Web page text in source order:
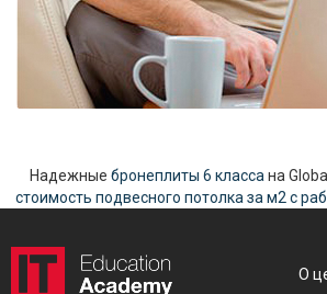
Надежные бронеплиты 6 класса на
стоимость подвесного потолка за м2 с
О